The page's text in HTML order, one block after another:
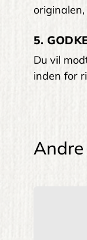
5.
Du vil
inden for